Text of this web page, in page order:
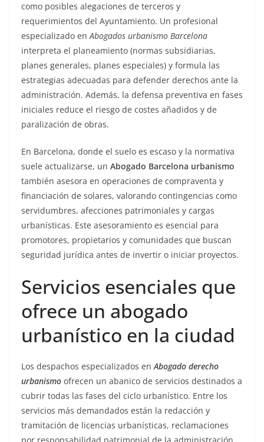
como posibles alegaciones de terceros y
requerimientos del Ayuntamiento. Un profesional
especializado enAbogados urbanismo Barcelona
interpreta el planeamiento (normas subsidiarias,
planes generales, planes especiales) y formula las
estrategias adecuadas para defender derechos ante la
administración. Además, la defensa preventiva en fases
iniciales reduce el riesgo de costes añadidos y de
paralización de obras.
En Barcelona, donde el suelo es escaso y la normativa
suele actualizarse, un Abogado Barcelona urbanismo
también asesora en operaciones de compraventa y
financiación de solares, valorando contingencias como
servidumbres, afecciones patrimoniales y cargas
urbanísticas. Este asesoramiento es esencial para
promotores, propietarios y comunidades que buscan
seguridad jurídica antes de invertir o iniciar proyectos.
Servicios esenciales que
ofrece un abogado
urbanístico en la ciudad
Los despachos especializados enAbogado derecho
urbanismo ofrecen un abanico de servicios destinados a
cubrir todas las fases del ciclo urbanístico. Entre los
servicios más demandados están la redacción y
tramitación de licencias urbanísticas, reclamaciones